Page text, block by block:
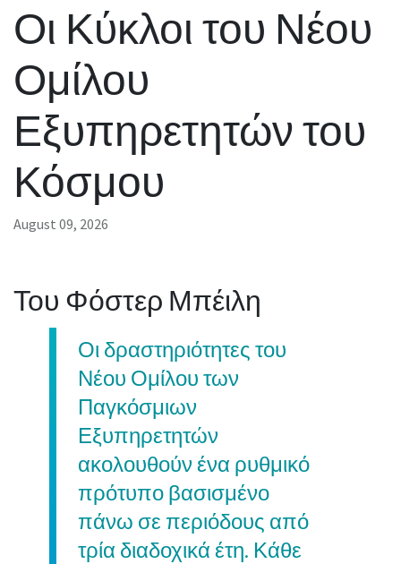
Οι Κύκλοι του Νέου
Ομίλου
Εξυπηρετητών του
Κόσμου
August 09, 2026
Του Φόστερ Μπέιλη
Οι δραστηριότητες του
Νέου Ομίλου των
Παγκόσμιων
Εξυπηρετητών
ακολουθούν ένα ρυθμικό
πρότυπο βασισμένο
πάνω σε περιόδους από
τρία διαδοχικά έτη. Κάθε